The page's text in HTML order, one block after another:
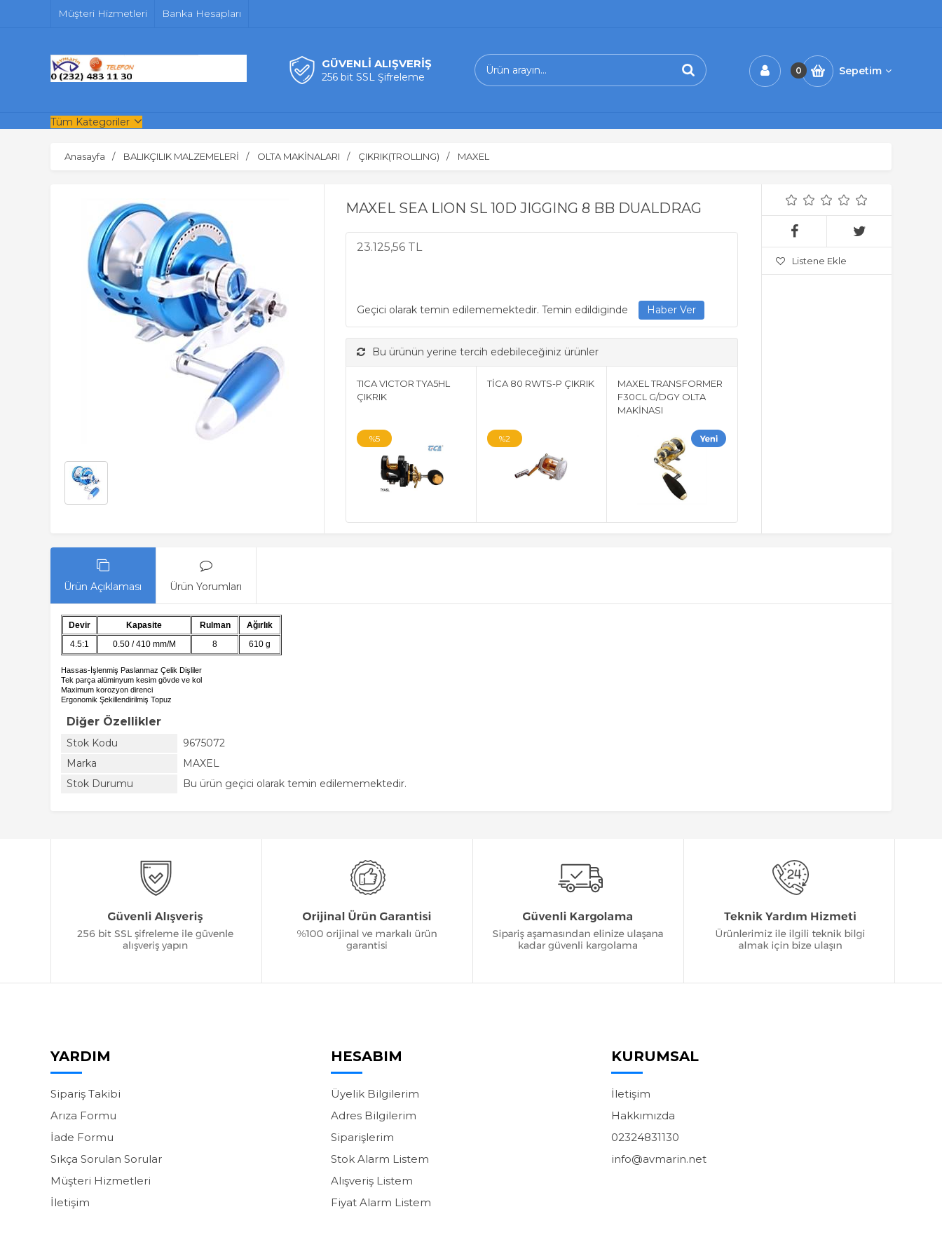
Müşteri Hizmetleri Banka Hesapları
GÜVENLİ ALIŞVERİŞ
256 bit SSL Şifreleme
0 Sepetim
Tüm Kategoriler
Anasayfa BALIKÇILIK MALZEMELERİ OLTA MAKİNALARI ÇIKRIK(TROLLING) MAXEL
MAXEL SEA LION SL 10D JIGGING 8 BB DUALDRAG
23.125,56 TL
Geçici olarak temin edilememektedir. Temin edildiginde
Bu ürünün yerine tercih edebileceğiniz ürünler
TICA VICTOR TYA5HL
ÇIKRIK
%5
TİCA 80 RWTS-P ÇIKRIK
%2
MAXEL TRANSFORMER
F30CL G/DGY OLTA
MAKİNASI
Listene Ekle
Ürün Açıklaması Ürün Yorumları
Devir Kapasite Rulman
Ağırlık
4.5:1
0.50 / 410 mm/M 8 610 g
Hassas-İşlenmiş Paslanmaz Çelik Dişliler
Tek parça alüminyum kesim gövde ve kol
Maximum korozyon direnci
Ergonomik Şekillendirilmiş Topuz
Diğer Özellikler
Stok Kodu
9675072
Marka
MAXEL
Stok Durumu
Bu ürün geçici olarak temin edilememektedir.
YARDIM
Sipariş Takibi
Arıza Formu
İade Formu
Sıkça Sorulan Sorular
Müşteri Hizmetleri
İletişim
HESABIM
Üyelik Bilgilerim
Adres Bilgilerim
Siparişlerim
Stok Alarm Listem
Alışveriş Listem
Fiyat Alarm Listem
KURUMSAL
İletişim
Hakkımızda
02324831130
info@avmarin.net